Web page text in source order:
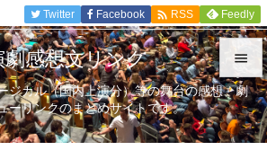


メニュ

Twitter Facebook  RSS Feedly
劇感想文リンク
ジカル（国内上演分）等の舞台の感想、劇
ーリンクのまとめサイトです。